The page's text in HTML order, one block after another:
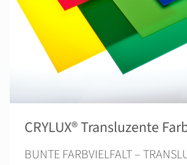
CRYLUX® Transluzente
BUNTE FARBVIELFALT –